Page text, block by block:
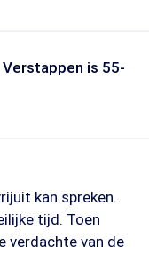
is 55-
kan spreken.
tijd. Toen
verdachte van de